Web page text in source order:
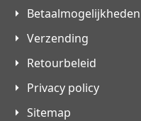
Betaalmogelijkheden
Verzending
Retourbeleid
Privacy policy
Sitemap